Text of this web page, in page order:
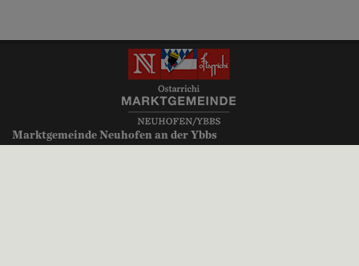
Marktgemeinde Neuhofen an der Ybbs